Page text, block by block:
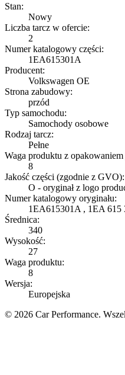
Stan:
Nowy
Liczba tarcz w ofercie:
2
Numer katalogowy części:
1EA615301A
Producent:
Volkswagen OE
Strona zabudowy:
przód
Typ samochodu:
Samochody osobowe
Rodzaj tarcz:
Pełne
Waga produktu z
8
Jakość części (zgodnie z GVO):
O - oryginał z logo
Numer katalogowy oryginału:
1EA615301A , 1EA
Średnica:
340
Wysokość:
27
Waga produktu:
8
Wersja:
Europejska
© 2026 Car Performance.